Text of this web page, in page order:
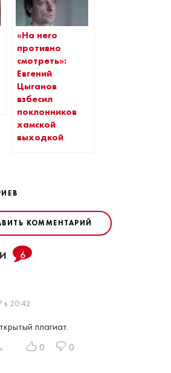
«На него
противно
смотреть»:
Евгений
Цыганов
взбесил
поклонников
хамской
выходкой
КОММЕНТАРИЙ
6
в 20:42
плагиат.
0 0